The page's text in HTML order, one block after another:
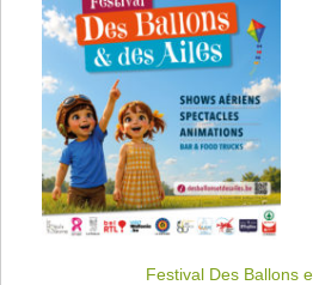
Festival Des Ballons